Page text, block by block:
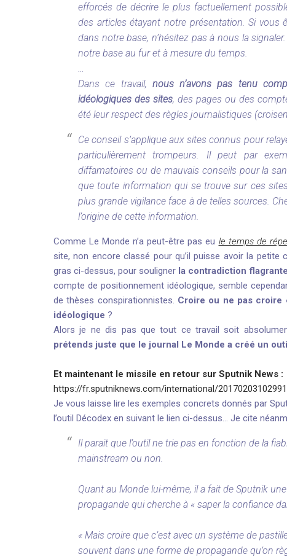
efforcés de décrire le plus factuellement
des articles étayant notre présentation. Si
dans notre base, n’hésitez pas à nous la
notre base au fur et à mesure du temps.
Dans ce travail, nous n’avons pas tenu
idéologiques des sites, des pages ou des
été leur respect des règles journalistiques
Ce conseil s’applique aux sites connus pour
particulièrement trompeurs. Il peut par
diffamatoires ou de mauvais conseils pour la
que toute information qui se trouve sur ces
plus grande vigilance face à de telles sources.
l’origine de cette information.
Comme Le Monde n’a peut-être pas eu le temps de
site, non encore classé pour qu’il puisse avoir la
gras ci-dessus, pour souligner la contradiction
compte de positionnement idéologique, semble
de thèses conspirationnistes. Croire ou ne pas croire
idéologique ?
Alors je ne dis pas que tout ce travail soit
prétends juste que le journal Le Monde a créé un
Et maintenant le missile en retour sur Sputnik News :
https://fr.sputniknews.com/international/
Je vous laisse lire les exemples concrets donnés par
l’outil Décodex en suivant le lien ci-dessus… Je cite
Il parait que l’outil ne trie pas en fonction de la
mainstream ou non.
Quant au Monde lui-même, il a fait de Sputnik
propagande qui cherche à « saper la confiance
« Mais croire que c’est avec un système de
souvent dans une forme de propagande qu’on